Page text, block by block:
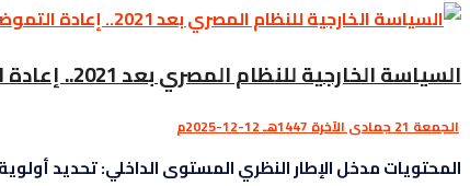
السياسة الخارجية للنظام المصري بعد 2021.. إعادة التموضع تحت ضغط الداخل وحسابات البقاء
الجمعة 21 جمادى الآخرة 1447هـ 12-12-2025م
المحتويات مدخل الإطار النظري المستوى الداخلي: تحديد